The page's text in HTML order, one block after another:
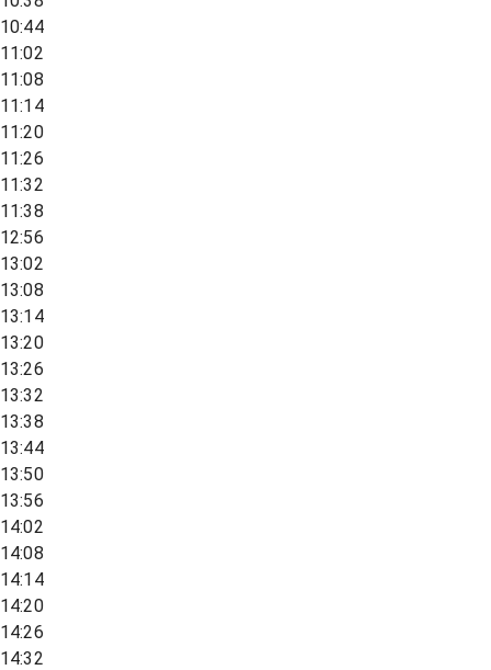
10:44
11:02
11:08
11:14
11:20
11:26
11:32
11:38
12:56
13:02
13:08
13:14
13:20
13:26
13:32
13:38
13:44
13:50
13:56
14:02
14:08
14:14
14:20
14:26
14:32